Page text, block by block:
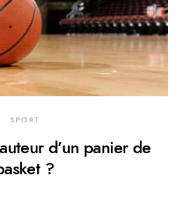
SPORT
d’un panier de
?